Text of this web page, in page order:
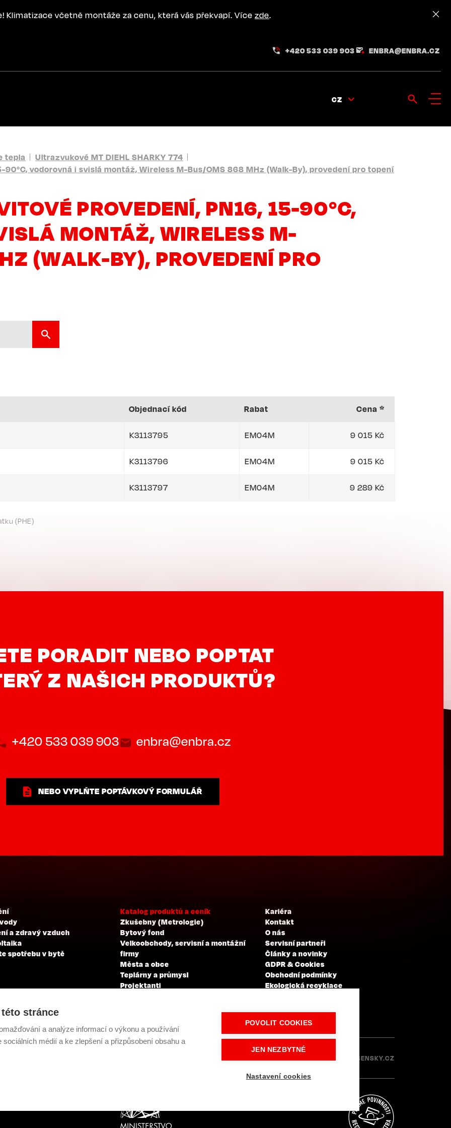
Klimatizace včetně montáže za cenu, která vás překvapí. Více zde.
+420 533 039 903 ENBRA@ENBRA.CZ
CZ
tepla
Ultrazvukové MT DIEHL SHARKY 774
90°C, vodorovná i svislá montáž, Wireless M-Bus/OMS 868 MHz (Walk-By), provedení pro topení
PROVEDENÍ, PN16, 15-90°C,
MONTÁŽ, WIRELESS M-
(WALK-BY), PROVEDENÍ PRO
Objednací kód Rabat Cena *
K3113795 EM04M 9 015 Kč
K3113796 EM04M 9 015 Kč
K3113797 EM04M 9 289 Kč
(PHE)
PORADIT NEBO POPTAT
Z NAŠICH PRODUKTŮ?
+420 533 039 903 enbra@enbra.cz
NEBO VYPLŇTE POPTÁVKOVÝ FORMULÁŘ
a zdravý vzduch
spotřebu v bytě
Katalog produktů a ceník
Zkušebny (Metrologie)
Bytový fond
Velkoobchody, servisní a montážní
firmy
Města a obce
Teplárny a průmysl
Projektanti
Kariéra
Kontakt
O nás
Servisní partneři
Články a novinky
GDPR & Cookies
Obchodní podmínky
Ekologická recyklace
LESENSKY.CZ
stránce
a analýze informací o výkonu a používání
médií a ke zlepšení a přizpůsobení obsahu a
POVOLIT COOKIES
JEN NEZBYTNÉ
Nastavení cookies